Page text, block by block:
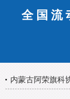
全国流
内蒙古阿荣旗科